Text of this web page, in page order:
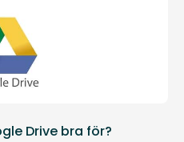
Drive bra för?